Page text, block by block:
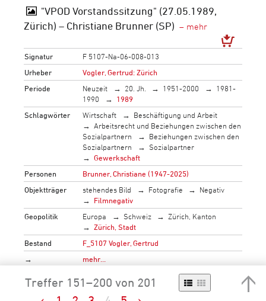
"VPOD Vorstandssitzung" (27.05.1989,
Zürich) – Christiane Brunner (SP)
Signatur
F 5107-Na-06-008-013
Urheber
Vogler, Gertrud: Zürich
Periode
Neuzeit 20. Jh. 1951-2000
1981-
1990
1989
Schlagwörter
Wirtschaft
Beschäftigung und Arbeit
Arbeitsrecht und Beziehungen zwischen den
Sozialpartnern
Beziehungen zwischen den
Sozialpartnern
Sozialpartner
Gewerkschaft
Personen
Brunner, Christiane (1947-2025)
Objektträger
stehendes Bild Fotografie
Negativ
Filmnegativ
Geopolitik
Europa Schweiz
Zürich, Kanton
Zürich, Stadt
Bestand
F_5107 Vogler, Gertrud
→
mehr…
Treffer 151–200 von 201